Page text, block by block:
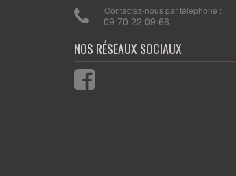
Contactez-nous par téléphone :
09 70 22 09 66